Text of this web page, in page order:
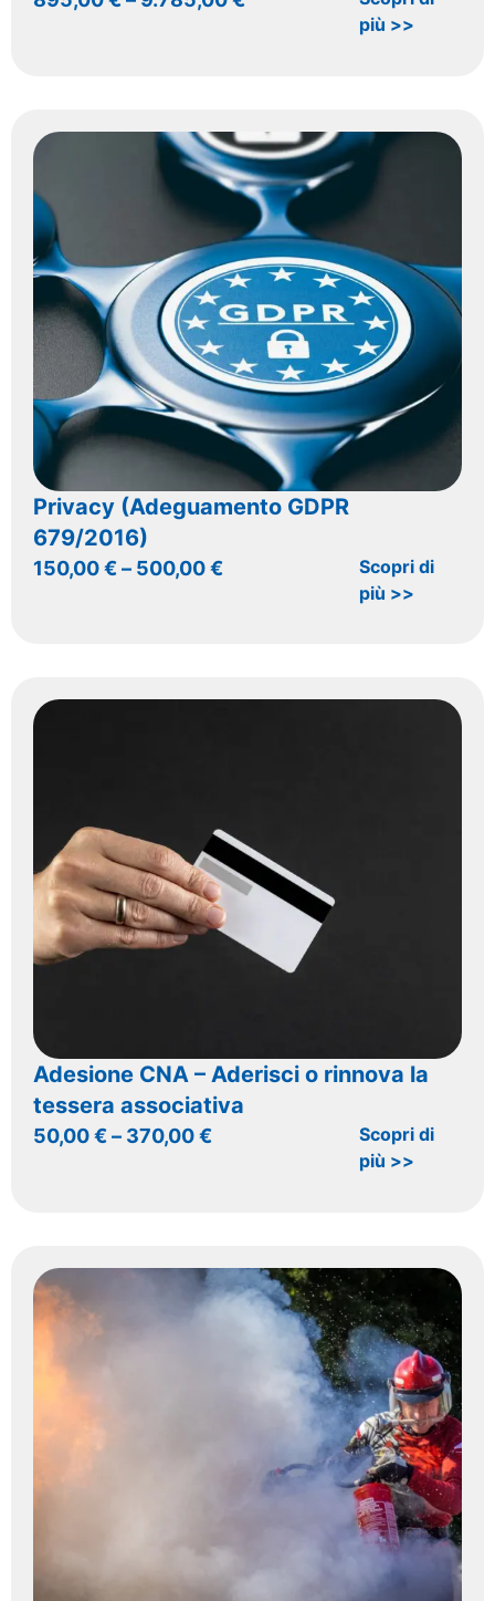
più >>
Privacy (Adeguamento GDPR
679/2016)
150,00€– 500,00€
Scopri di
più >>
Adesione CNA – Aderisci o rinnova la
tessera associativa
50,00€– 370,00€
Scopri di
più >>